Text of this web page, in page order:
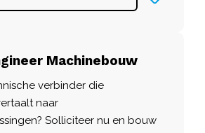
Machinebouw
verbinder die
naar
Solliciteer nu en bouw